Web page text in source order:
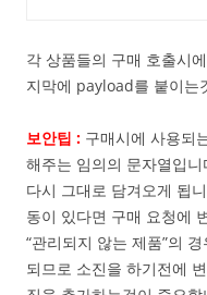
각 상품들의 구매 호출시
지막에 payload를 붙이는
보안팁 : 구매시에 사용되
해주는 임의의 문자열입
다시 그대로 담겨오게 됩
동이 있다면 구매 요청에
“관리되지 않는 제품”의
되므로 소진을 하기전에